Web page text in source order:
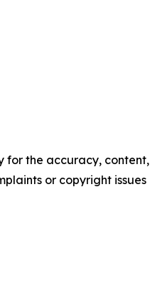
for the accuracy, content,
or copyright issues